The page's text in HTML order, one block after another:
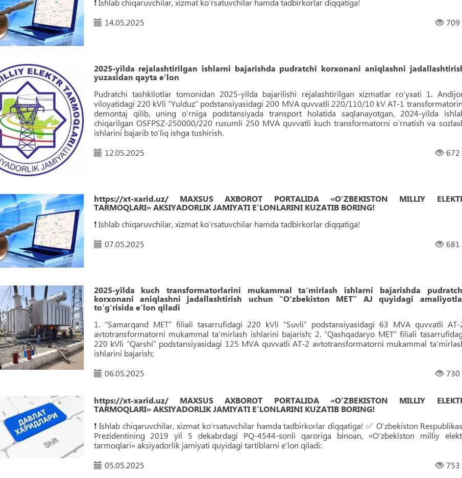
❗️ Ishlab chiqaruvchilar, xizmat ko‘rsatuvchilar hamda tadbirkorlar diqqatiga!
14.05.2025
709
2025-yilda rejalashtirilgan ishlarni bajarishda pudratchi korxonani aniqlashni
yuzasidan qayta eʼlon
Pudratchi tashkilotlar tomonidan 2025-yilda bajarilishi rejalashtirilgan xizmatlar ro‘yxati 1.
viloyatidagi 220 kVli “Yulduz” podstansiyasidagi 200 MVA quvvatli 220/110/10 kV AT-1
demontaj qilib, uning o‘rniga podstansiyada transport holatida saqlanayotgan, 2024-yilda
chiqarilgan OSFPSZ-250000/220 rusumli 250 MVA quvvatli kuch transformatorni o‘rnatish va
ishlarini bajarib to‘liq ishga tushirish.
12.05.2025
672
https://xt-xarid.uz/ MAXSUS AXBOROT PORTALIDA «O‘ZBEKISTON MILLIY
TARMOQLARI» AKSIYADORLIK JAMIYATI EʼLONLARINI KUZATIB BORING!
❗️ Ishlab chiqaruvchilar, xizmat ko‘rsatuvchilar hamda tadbirkorlar diqqatiga!
07.05.2025
681
2025-yilda kuch transformatorlarini mukammal ta’mirlash ishlarni bajarishda
korxonani aniqlashni jadallashtirish uchun “O‘zbekiston MET” AJ quyidagi
to‘g‘risida eʼlon qiladi
1. “Samarqand MET” filiali tasarrufidagi 220 kVli “Suvli” podstansiyasidagi 63 MVA quvvatli AT-
avtotransformatorni mukammal taʼmirlash ishlarini bajarish; 2. “Qashqadaryo MET” filiali
220 kVli “Qarshi” podstansiyasidagi 125 MVA quvvatli AT-2 avtotransformatorni mukammal
ishlarini bajarish;
06.05.2025
730
https://xt-xarid.uz/ MAXSUS AXBOROT PORTALIDA «O‘ZBEKISTON MILLIY
TARMOQLARI» AKSIYADORLIK JAMIYATI EʼLONLARINI KUZATIB BORING!
❗️ Ishlab chiqaruvchilar, xizmat ko‘rsatuvchilar hamda tadbirkorlar diqqatiga! ✅ O‘zbekiston
Prezidentining 2019 yil 5 dekabrdagi PQ-4544-sonli qaroriga binoan, «O‘zbekiston milliy
tarmoqlari» aksiyadorlik jamiyati quyidagi tartiblarni eʼlon qiladi:
05.05.2025
753